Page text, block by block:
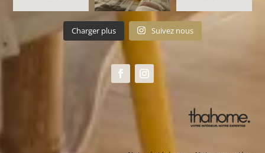
Charger plus Suivez nous